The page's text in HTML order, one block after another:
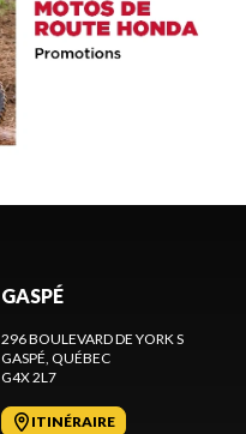
GASPÉ
296 BOULEVARD DE YORK S
GASPÉ , QUÉBEC
G4X 2L7
ITINÉRAIRE